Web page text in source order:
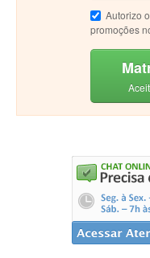
Autorizo
promoções